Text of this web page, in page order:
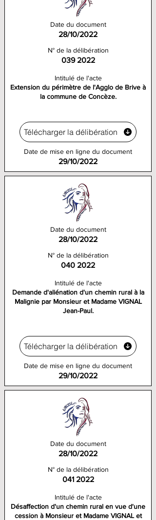
Date du document
28/10/2022
N° de la délibération
039 2022
Intitulé de l'acte
Extension du périmètre de l'Agglo de Brive à
la commune de Concèze.
Télécharger la délibération
Date de mise en ligne du document
29/10/2022
Date du document
28/10/2022
N° de la délibération
040 2022
Intitulé de l'acte
Demande d'aliénation d'un chemin rural à la
Malignie par Monsieur et Madame VIGNAL
Jean-Paul.
Télécharger la délibération
Date de mise en ligne du document
29/10/2022
Date du document
28/10/2022
N° de la délibération
041 2022
Intitulé de l'acte
Désaffection d'un chemin rural en vue d'une
cession à Monsieur et Madame VIGNAL et